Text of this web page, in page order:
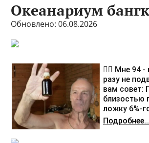
Океанариум
Обновлено: 06.08.2026
❤️‍🔥 Мне 94 -
разу не
вам совет:
близостью
ложку 6%-
Подробнее...